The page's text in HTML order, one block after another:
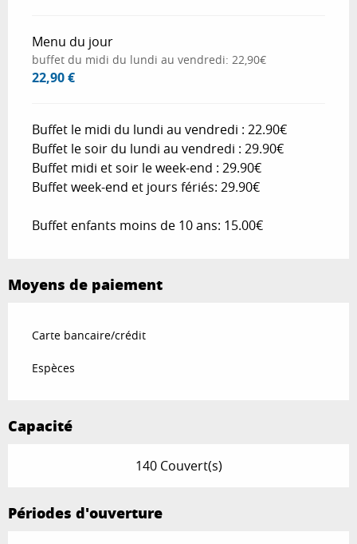
Menu du jour
buffet du midi du lundi au vendredi: 22,90€
22,90 €
Buffet le midi du lundi au vendredi : 22.90€
Buffet le soir du lundi au vendredi : 29.90€
Buffet midi et soir le week-end : 29.90€
Buffet week-end et jours fériés: 29.90€
Buffet enfants moins de 10 ans: 15.00€
Moyens de paiement
Carte bancaire/crédit
Espèces
Capacité
140 Couvert(s)
Périodes d'ouverture